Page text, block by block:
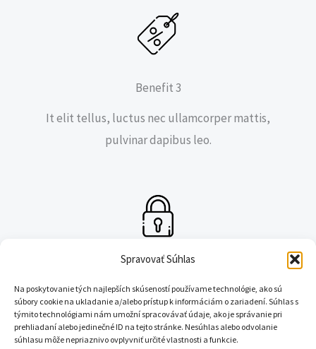
Spravovať Súhlas
Na poskytovanie tých najlepších skúseností používame technológie, ako sú
súbory cookie na ukladanie a/alebo prístup k informáciám o zariadení. Súhlas s
týmito technológiami nám umožní spracovávať údaje, ako je správanie pri
prehliadaní alebo jedinečné ID na tejto stránke. Nesúhlas alebo odvolanie
súhlasu môže nepriaznivo ovplyvniť určité vlastnosti a funkcie.
Benefit 3
It elit tellus, luctus nec ullamcorper mattis,
pulvinar dapibus leo.
It elit tellus, luctus nec ullamcorper mattis,
pulvinar dapibus leo.